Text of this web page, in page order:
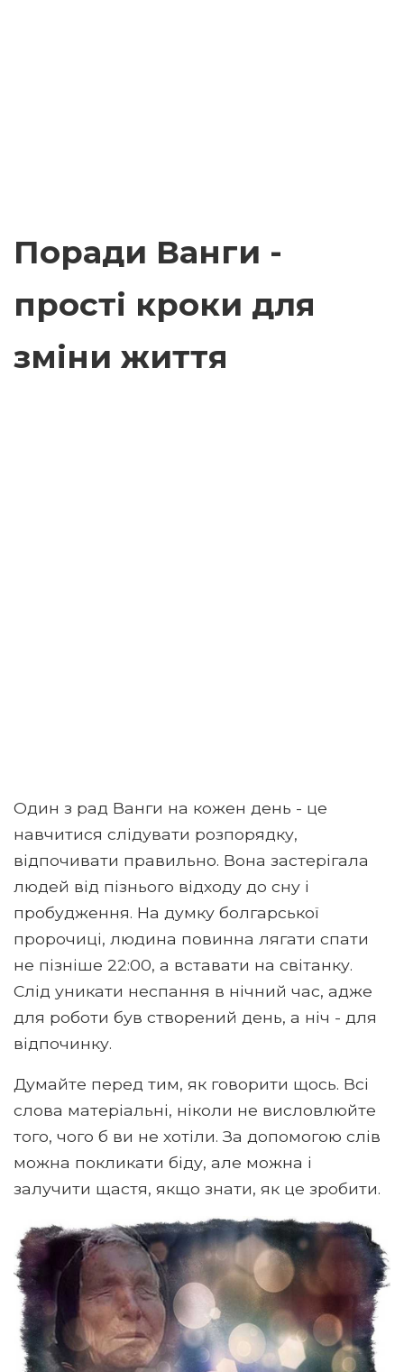
Поради Ванги -
прості кроки для
зміни життя
Один з рад Ванги на кожен день - це
навчитися слідувати розпорядку,
відпочивати правильно. Вона застерігала
людей від пізнього відходу до сну і
пробудження. На думку болгарської
пророчиці, людина повинна лягати спати
не пізніше 22:00, а вставати на світанку.
Слід уникати неспання в нічний час, адже
для роботи був створений день, а ніч - для
відпочинку.
Думайте перед тим, як говорити щось. Всі
слова матеріальні, ніколи не висловлюйте
того, чого б ви не хотіли. За допомогою слів
можна покликати біду, але можна і
залучити щастя, якщо знати, як це зробити.